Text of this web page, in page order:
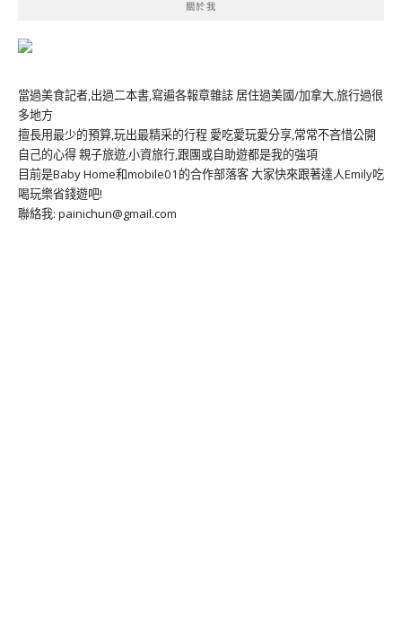
關於我
當過美食記者,出過二本書,寫遍各報章雜誌 居住過美國/加拿大,旅行過很
多地方
擅長用最少的預算,玩出最精采的行程 愛吃愛玩愛分享,常常不吝惜公開
自己的心得 親子旅遊,小資旅行,跟團或自助遊都是我的強項
目前是Baby Home和mobile01的合作部落客 大家快來跟著達人Emily吃
喝玩樂省錢遊吧!
聯絡我: painichun@gmail.com